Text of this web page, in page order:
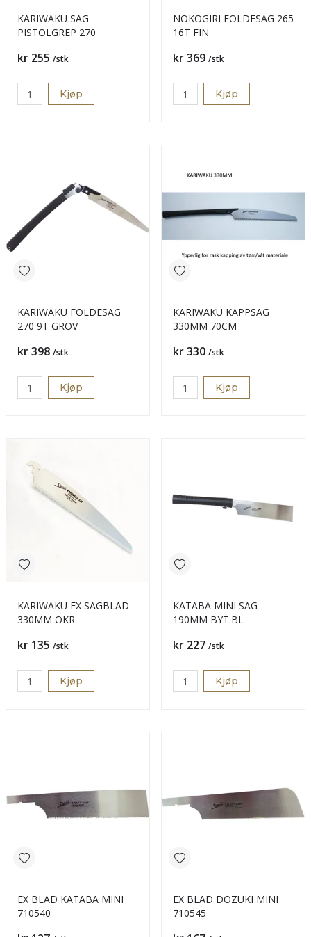
KARIWAKU SAG
PISTOLGREP 270
Pris
kr 255 /stk
Kjøp
NOKOGIRI FOLDESAG 265
16T FIN
Pris
kr 369 /stk
Kjøp
KARIWAKU FOLDESAG
270 9T GROV
Pris
kr 398 /stk
Kjøp
KARIWAKU KAPPSAG
330MM 70CM
Pris
kr 330 /stk
Kjøp
KARIWAKU EX SAGBLAD
330MM OKR
Pris
kr 135 /stk
Kjøp
KATABA MINI SAG
190MM BYT.BL
Pris
kr 227 /stk
Kjøp
EX BLAD KATABA MINI
710540
EX BLAD DOZUKI MINI
710545